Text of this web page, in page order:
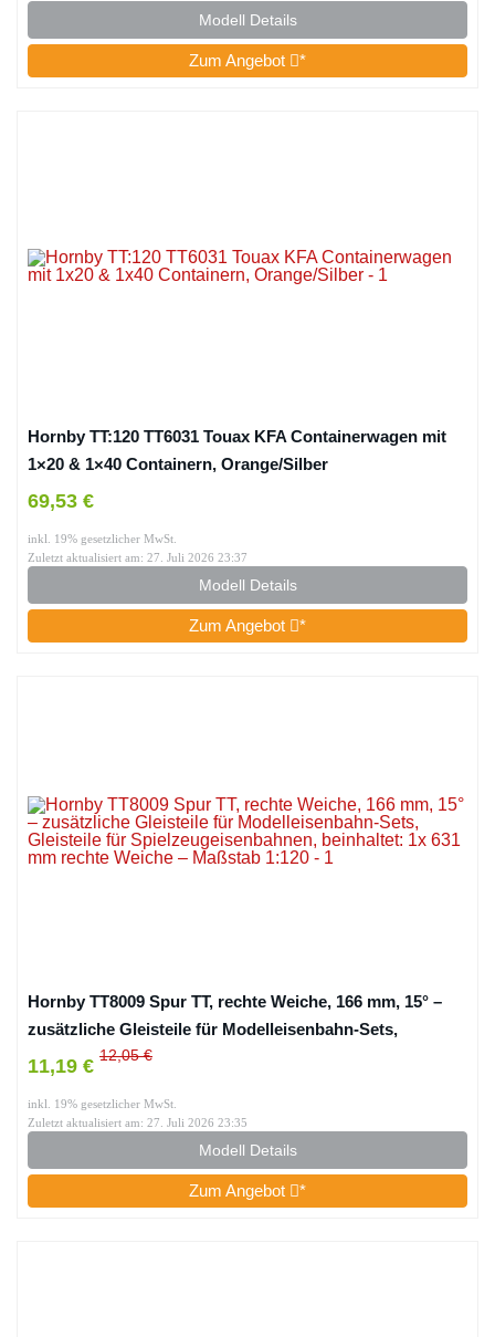
Modell Details
Zum Angebot *
Hornby TT:120 TT6031 Touax KFA Containerwagen mit
1×20 & 1×40 Containern, Orange/Silber
69,53 €
inkl. 19% gesetzlicher MwSt.
Zuletzt aktualisiert am: 27. Juli 2026 23:37
Modell Details
Zum Angebot *
Hornby TT8009 Spur TT, rechte Weiche, 166 mm, 15° –
zusätzliche Gleisteile für Modelleisenbahn-Sets,
Gleisteile für Spielzeugeisenbahnen, beinhaltet: 1x 631
11,19 € 12,05 €
inkl. 19% gesetzlicher MwSt.
Zuletzt aktualisiert am: 27. Juli 2026 23:35
Modell Details
Zum Angebot *